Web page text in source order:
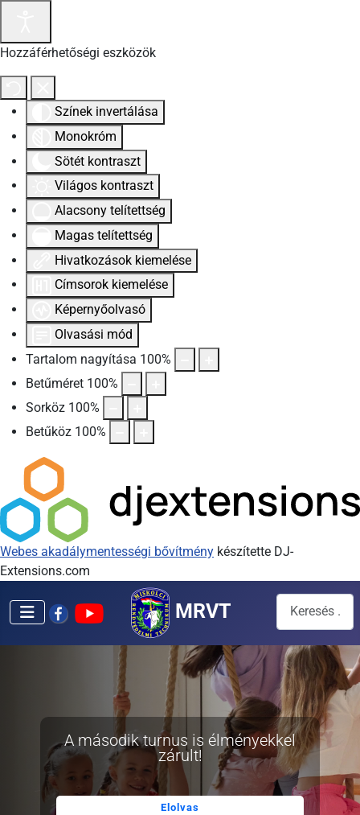
Hozzáférhetőségi eszközök
Színek invertálása
Monokróm
Sötét kontraszt
Világos kontraszt
Alacsony telítettség
Magas telítettség
Hivatkozások kiemelése
Címsorok kiemelése
Képernyőolvasó
Olvasási mód
Tartalom nagyítása 100%
Betűméret 100%
Sorköz 100%
Betűköz 100%
Webes akadálymentességi bővítmény készítette DJ-
Extensions.com
MRVT Keresés...
A második turnus is élményekkel
zárult!
Elolvas